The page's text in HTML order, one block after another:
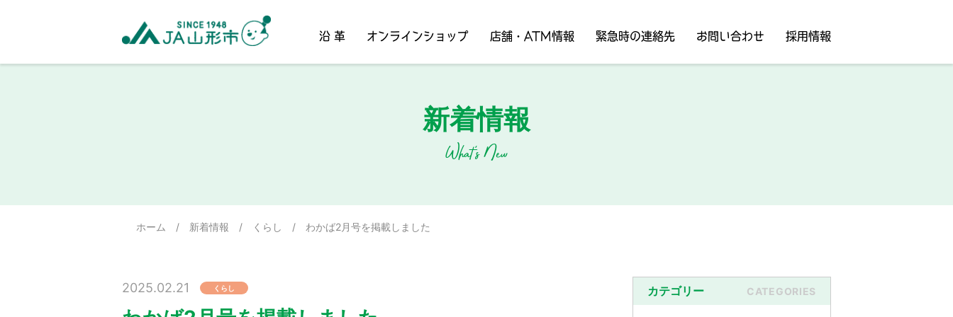
沿 革 オンラインショップ 店舗・ATM情報 緊急時の連絡先 お問い合わせ 採用情報
新着情報
What's New
ホーム / 新着情報 / くらし / わかば2月号を掲載しました
2025.02.21 くらし カテゴリー CATEGORIES